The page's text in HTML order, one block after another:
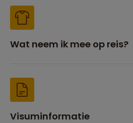
Wat neem ik mee op reis?
Visuminformatie